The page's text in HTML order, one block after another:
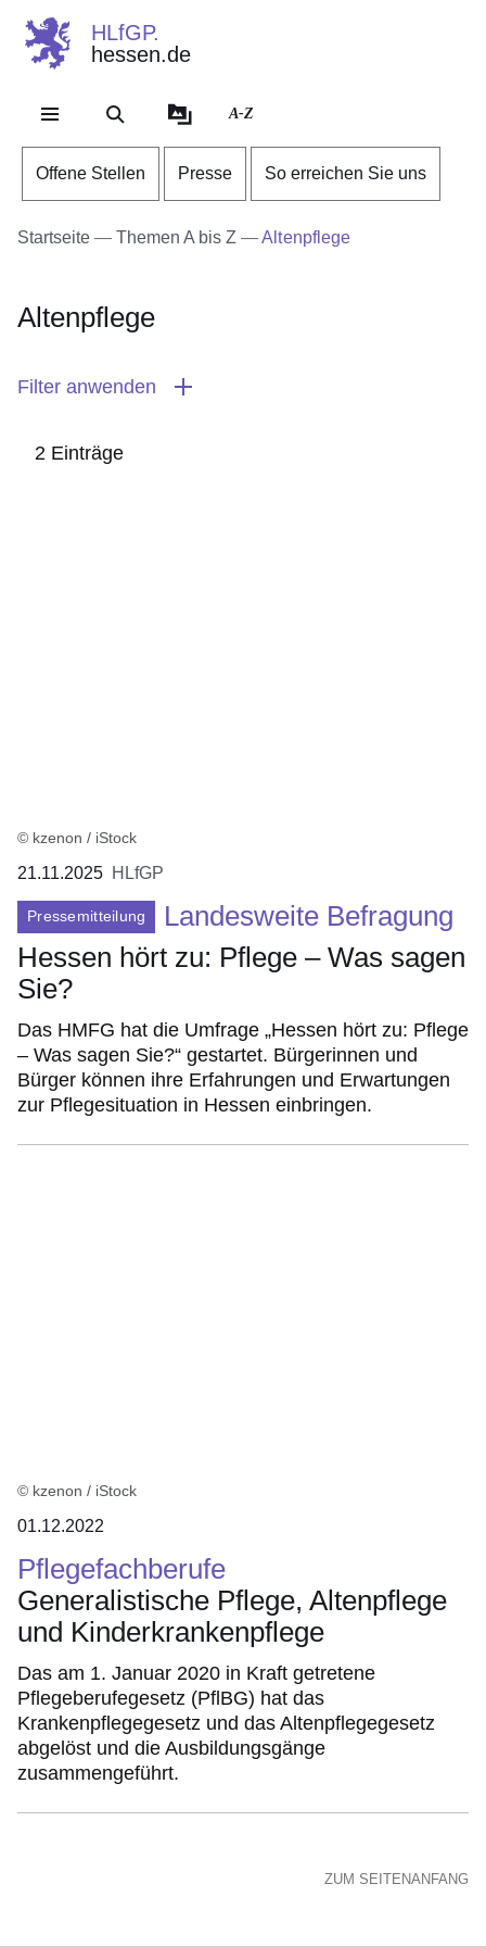
HLfGP.
hessen.de
A-Z
Offene Stellen Presse So erreichen Sie uns
Startseite Themen A bis Z Altenpflege
Altenpflege
Filter anwenden
2 Einträge
© kzenon / iStock
21.11.2025 HLfGP
Pressemitteilung
Landesweite Befragung
Hessen hört zu: Pflege – Was sagen
Sie?
Das HMFG hat die Umfrage „Hessen hört zu: Pflege
– Was sagen Sie?“ gestartet. Bürgerinnen und
Bürger können ihre Erfahrungen und Erwartungen
zur Pflegesituation in Hessen einbringen.
© kzenon / iStock
01.12.2022
Pflegefachberufe
Generalistische Pflege, Altenpflege
und Kinderkrankenpflege
Das am 1. Januar 2020 in Kraft getretene
Pflegeberufegesetz (PflBG) hat das
Krankenpflegegesetz und das Altenpflegegesetz
abgelöst und die Ausbildungsgänge
zusammengeführt.
ZUM SEITENANFANG